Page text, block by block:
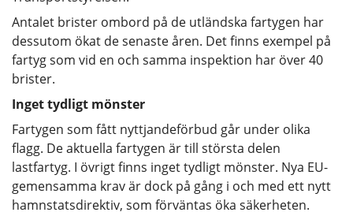
Antalet brister ombord på de utländska fartygen har
dessutom ökat de senaste åren. Det finns exempel på
fartyg som vid en och samma inspektion har över 40
brister.
Inget tydligt mönster
Fartygen som fått nyttjandeförbud går under olika
flagg. De aktuella fartygen är till största delen
lastfartyg. I övrigt finns inget tydligt mönster. Nya EU-
gemensamma krav är dock på gång i och med ett nytt
hamnstatsdirektiv, som förväntas öka säkerheten.